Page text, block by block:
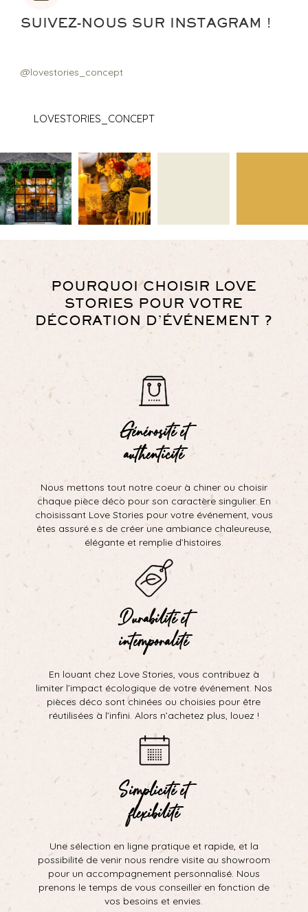
SUIVEZ-NOUS SUR INSTAGRAM !
@lovestories_concept
LOVESTORIES_CONCEPT
POURQUOI CHOISIR LOVE
STORIES POUR VOTRE
DÉCORATION D’ÉVÉNEMENT ?
Générosité et
authenticité
Nous mettons tout notre coeur à chiner ou choisir
chaque pièce déco pour son caractère singulier. En
choisissant Love Stories pour votre événement, vous
êtes assuré.e.s de créer une ambiance chaleureuse,
élégante et remplie d’histoires.
Durabilité et
intemporalité
En louant chez Love Stories, vous contribuez à
limiter l’impact écologique de votre événement. Nos
pièces déco sont chinées ou choisies pour être
réutilisées à l’infini. Alors n’achetez plus, louez !
Simplicité et
flexibilité
Une sélection en ligne pratique et rapide, et la
possibilité de venir nous rendre visite au showroom
pour un accompagnement personnalisé. Nous
prenons le temps de vous conseiller en fonction de
vos besoins et envies.